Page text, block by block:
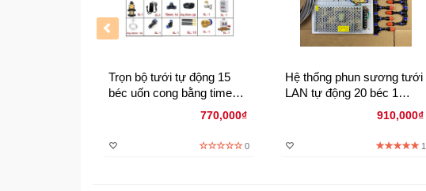
Trọn bộ tưới tự động 15
béc uốn cong bằng time
770,000₫
0
Hệ thống phun sương tưới
LAN tự động 20 béc 1
hướng nhựa - Bằng Timer
910,000₫
1